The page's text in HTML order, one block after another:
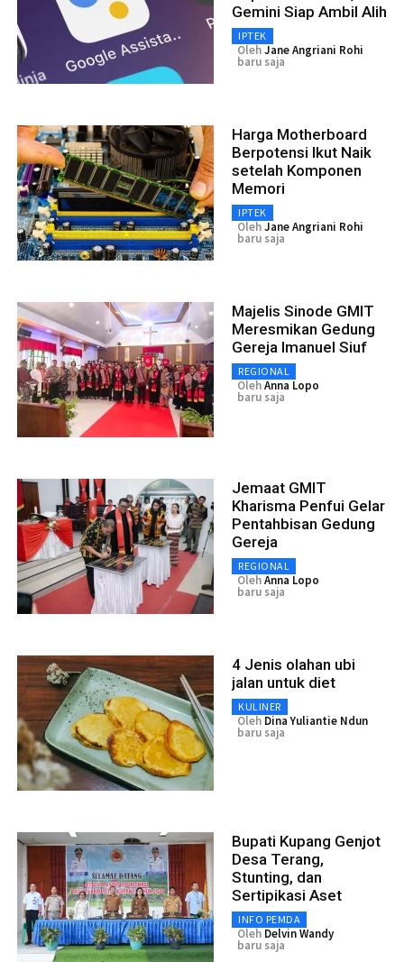
Gemini Siap Ambil Alih
IPTEK
OlehJane Angriani Rohi
baru saja
Harga Motherboard
Berpotensi Ikut Naik
setelah Komponen
Memori
IPTEK
OlehJane Angriani Rohi
baru saja
Majelis Sinode GMIT
Meresmikan Gedung
Gereja Imanuel Siuf
REGIONAL
OlehAnna Lopo
baru saja
Jemaat GMIT
Kharisma Penfui Gelar
Pentahbisan Gedung
Gereja
REGIONAL
OlehAnna Lopo
baru saja
4 Jenis olahan ubi
jalan untuk diet
KULINER
Oleh Dina Yuliantie Ndun
baru saja
Bupati Kupang Genjot
Desa Terang,
Stunting, dan
Sertipikasi Aset
INFO PEMDA
Oleh Delvin Wandy
baru saja